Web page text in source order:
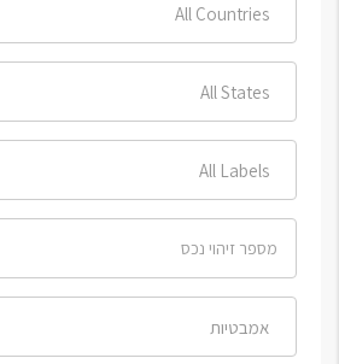
All Countries
All States
All Labels
אמבטיות